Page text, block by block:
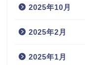
2025年10月
2025年2月
2025年1月